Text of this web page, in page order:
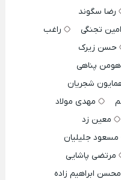
رضا سگوند
تجنگی
راغب
حسن زیرک
هومن پناهی
شجریان
مهدی مولاد
معین زد
مسعود جلیلیان
مرتضی پاشایی
محسن ابراهیم زاده